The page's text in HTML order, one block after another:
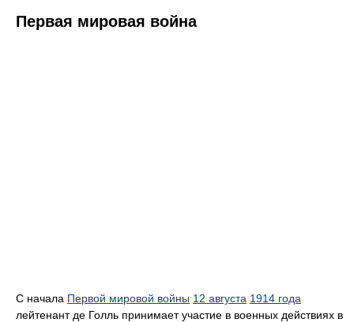
Первая мировая война
С начала Первой мировой войны 12 августа 1914 года
лейтенант де Голль принимает участие в военных действиях в